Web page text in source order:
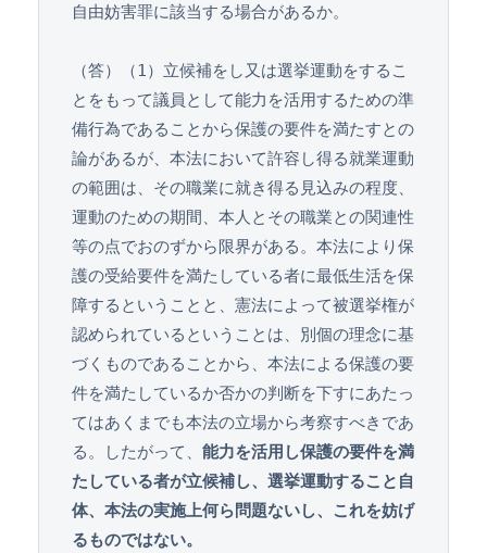
自由妨害罪に該当する場合があるか。
（答）（1）立候補をし又は選挙運動をするこ
とをもって議員として能力を活用するための準
備行為であることから保護の要件を満たすとの
論があるが、本法において許容し得る就業運動
の範囲は、その職業に就き得る見込みの程度、
運動のための期間、本人とその職業との関連性
等の点でおのずから限界がある。本法により保
護の受給要件を満たしている者に最低生活を保
障するということと、憲法によって被選挙権が
認められているということは、別個の理念に基
づくものであることから、本法による保護の要
件を満たしているか否かの判断を下すにあたっ
てはあくまでも本法の立場から考察すべきであ
る。したがって、 能力を活用し保護の要件を満
たしている者が立候補し、選挙運動すること自
体、本法の実施上何ら問題ないし、これを妨げ
るものではない。